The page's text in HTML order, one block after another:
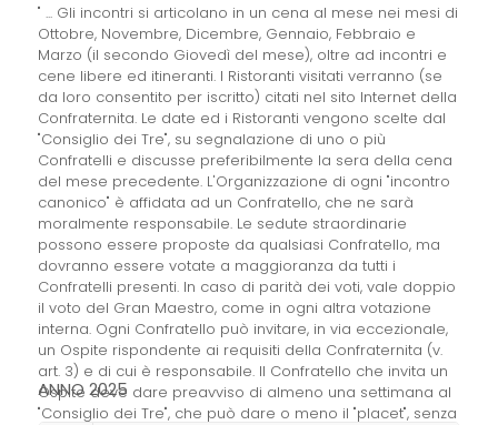
" ... Gli incontri si articolano in un cena al mese nei mesi di
Ottobre, Novembre, Dicembre, Gennaio, Febbraio e
Marzo (il secondo Giovedì del mese), oltre ad incontri e
cene libere ed itineranti. I Ristoranti visitati verranno (se
da loro consentito per iscritto) citati nel sito Internet della
Confraternita. Le date ed i Ristoranti vengono scelte dal
"Consiglio dei Tre", su segnalazione di uno o più
Confratelli e discusse preferibilmente la sera della cena
del mese precedente. L'Organizzazione di ogni "incontro
canonico" è affidata ad un Confratello, che ne sarà
moralmente responsabile. Le sedute straordinarie
possono essere proposte da qualsiasi Confratello, ma
dovranno essere votate a maggioranza da tutti i
Confratelli presenti. In caso di parità dei voti, vale doppio
il voto del Gran Maestro, come in ogni altra votazione
interna. Ogni Confratello può invitare, in via eccezionale,
un Ospite rispondente ai requisiti della Confraternita (v.
art. 3) e di cui è responsabile. Il Confratello che invita un
Ospite deve dare preavviso di almeno una settimana al
"Consiglio dei Tre", che può dare o meno il "placet", senza
ANNO 2025